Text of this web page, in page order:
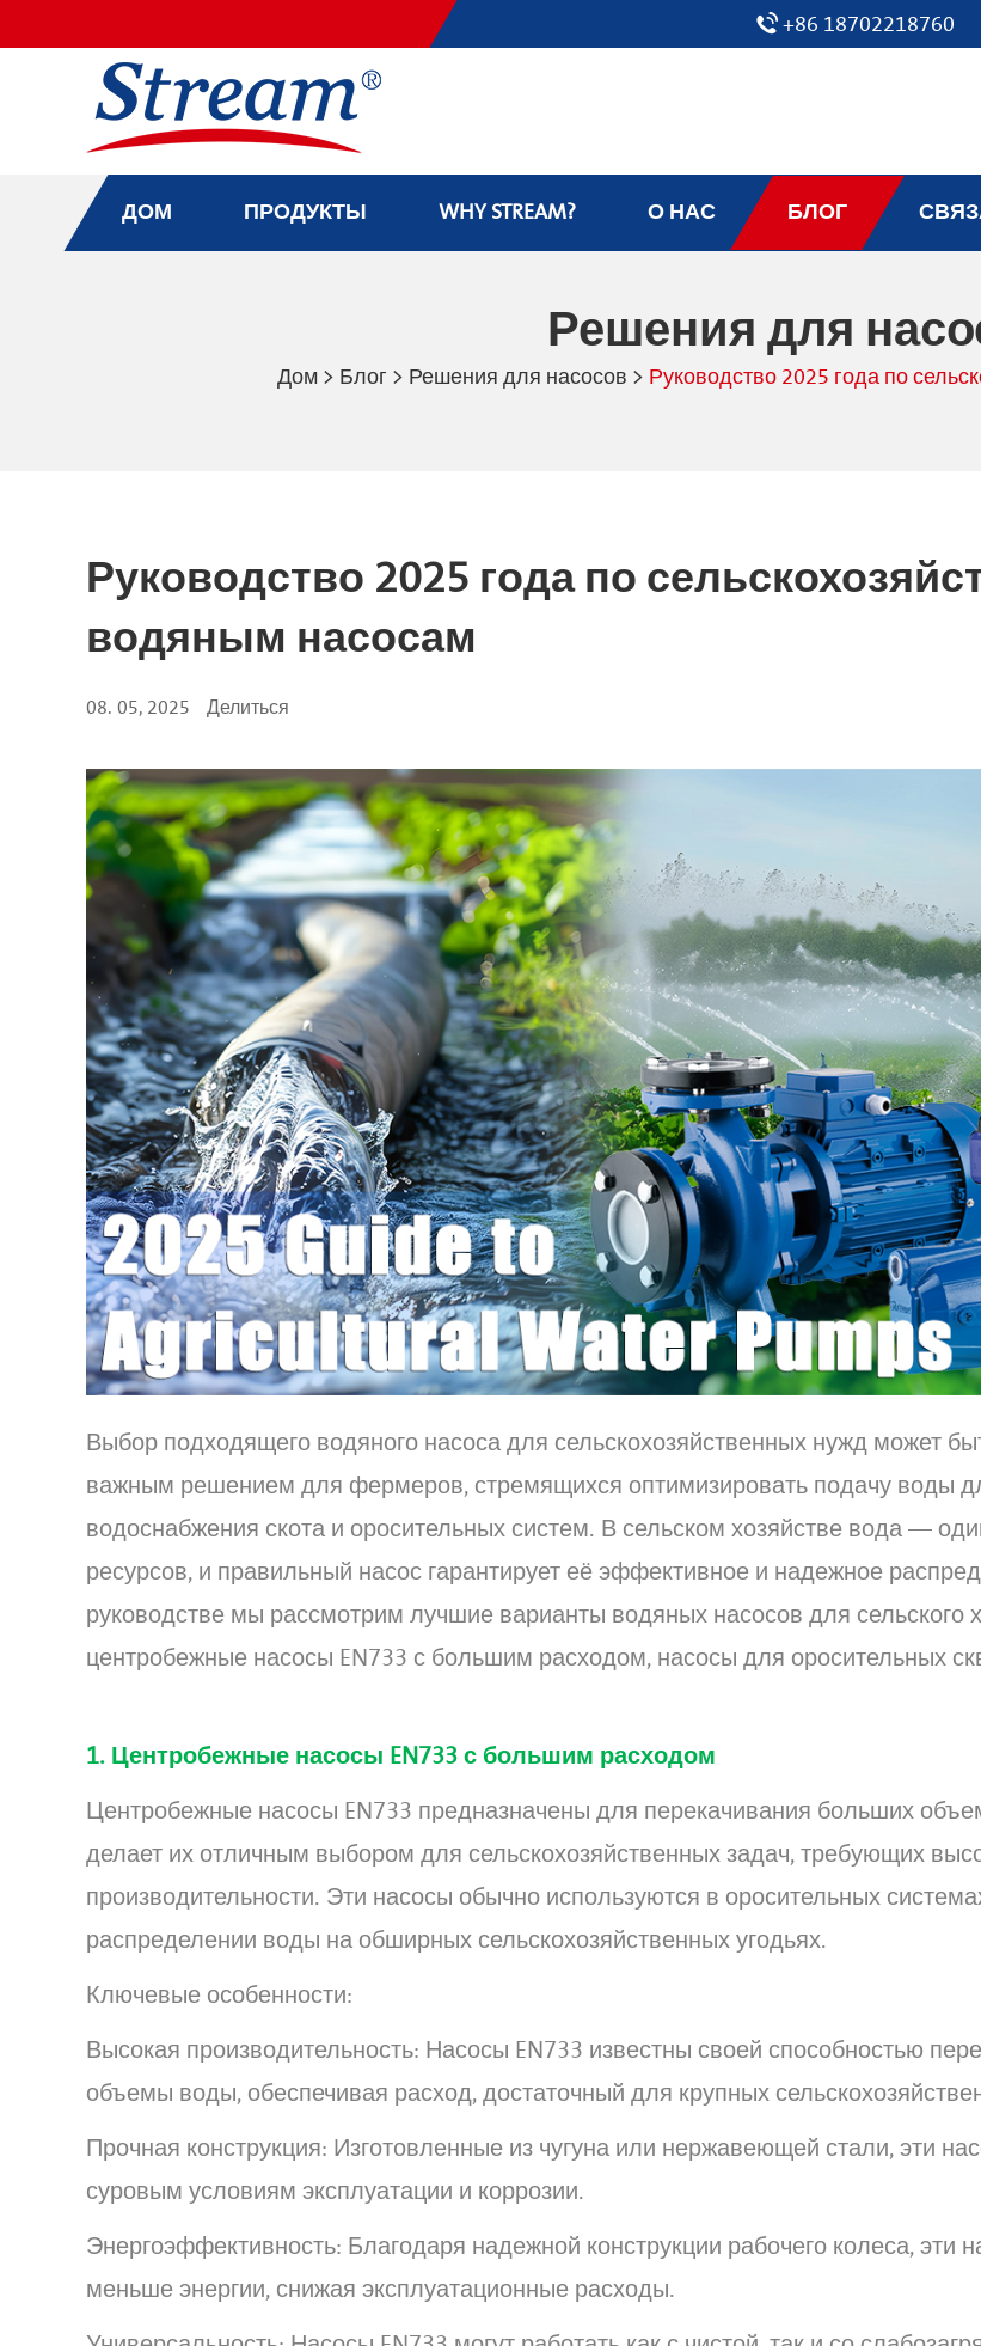
+86 18702218760
ДОМ ПРОДУКТЫ WHY STREAM? О НАС БЛОГ
Решения для
Дом > Блог > Решения для насосов > Руководство 2025 года по
Руководство 2025 года по
водяным насосам
08. 05, 2025 Делиться
Выбор подходящего водяного насоса для сельскохозяйственных нужд может
важным решением для фермеров, стремящихся оптимизировать подачу воды
водоснабжения скота и оросительных систем. В сельском хозяйстве вода —
ресурсов, и правильный насос гарантирует её эффективное и надежное
руководстве мы рассмотрим лучшие варианты водяных насосов для сельского
центробежные насосы EN733 с большим расходом, насосы для оросительных
1. Центробежные насосы EN733 с большим расходом
Центробежные насосы EN733 предназначены для перекачивания больших
делает их отличным выбором для сельскохозяйственных задач, требующих
производительности. Эти насосы обычно используются в оросительных
распределении воды на обширных сельскохозяйственных угодьях.
Ключевые особенности:
Высокая производительность: Насосы EN733 известны своей способностью
объемы воды, обеспечивая расход, достаточный для крупных
Прочная конструкция: Изготовленные из чугуна или нержавеющей стали, эти
суровым условиям эксплуатации и коррозии.
Энергоэффективность: Благодаря надежной конструкции рабочего колеса, эти
меньше энергии, снижая эксплуатационные расходы.